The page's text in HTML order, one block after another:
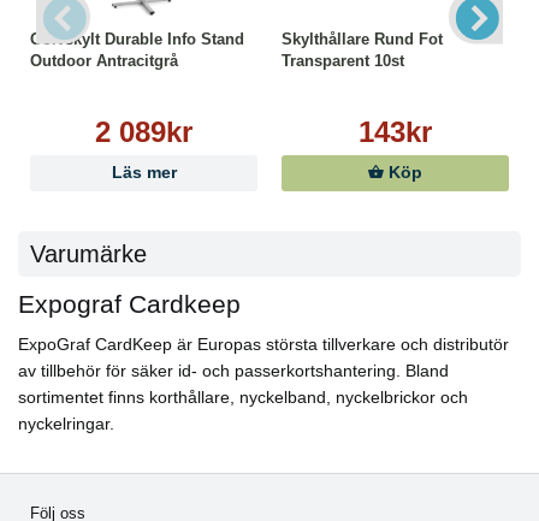
Golvskylt Durable Info Stand
Outdoor Antracitgrå
2 089kr
Läs mer
Skylthållare Rund Fot
Transparent 10st
143kr
Köp
Varumärke
Expograf Cardkeep
ExpoGraf CardKeep är Europas största tillverkare och distributör
av tillbehör för säker id- och passerkortshantering. Bland
sortimentet finns korthållare, nyckelband, nyckelbrickor och
nyckelringar.
Följ oss